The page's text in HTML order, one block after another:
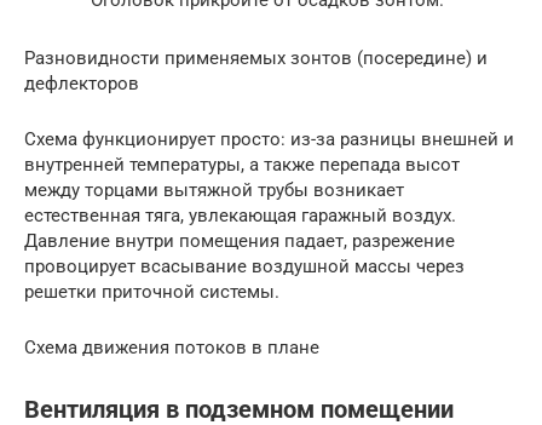
Разновидности применяемых зонтов (посередине) и
дефлекторов
Схема функционирует просто: из-за разницы внешней и
внутренней температуры, а также перепада высот
между торцами вытяжной трубы возникает
естественная тяга, увлекающая гаражный воздух.
Давление внутри помещения падает, разрежение
провоцирует всасывание воздушной массы через
решетки приточной системы.
Схема движения потоков в плане
Вентиляция в подземном помещении